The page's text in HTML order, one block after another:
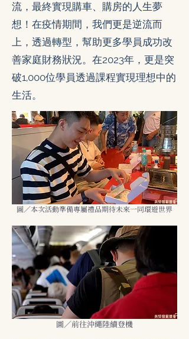
流，最終實現購車、購房的人生夢
想！在疫情期間，我們更是逆流而
上，透過轉型，幫助更多學員成功改
善家庭財務狀況。在2023年，更是突
破1,000位學員透過課程實現理想中的
生活。
圖／本次活動準備專屬禮品期待未來一同環遊世界
圖／前往沖繩陸續登機